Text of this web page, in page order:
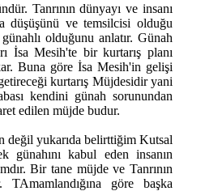
Tanrının dünyayı ve insanı
düşüşünü ve temsilcisi olduğu
olduğunu anlatır. Günah
İsa Mesih'te bir kurtarış planı
Buna göre İsa Mesih'in gelişi
kurtarış Müjdesidir yani
kendini günah sorunundan
edilen müjde budur.
değil yukarıda belirttiğim Kutsal
günahını kabul eden insanın
Bir tane müjde ve Tanrının
TAmamlandığına göre başka